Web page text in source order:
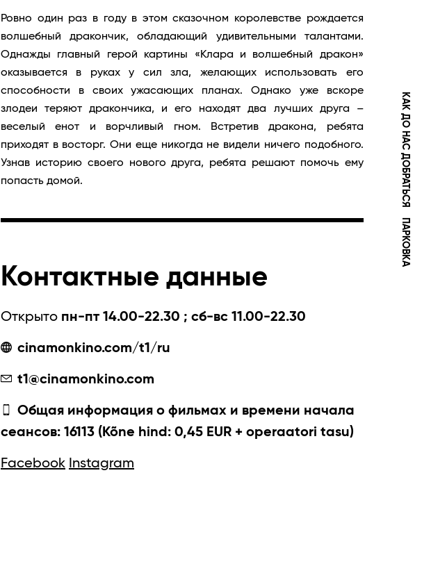
КАК ДО НАС ДОБРАТЬСЯ
ПАРКОВКА
Ровно один раз в году в этом сказочном королевстве рождается
волшебный дракончик, обладающий удивительными талантами.
Однажды главный герой картины «Клара и волшебный дракон»
оказывается в руках у сил зла, желающих использовать его
способности в своих ужасающих планах. Однако уже вскоре
злодеи теряют дракончика, и его находят два лучших друга –
веселый енот и ворчливый гном. Встретив дракона, ребята
приходят в восторг. Они еще никогда не видели ничего подобного.
Узнав историю своего нового друга, ребята решают помочь ему
попасть домой.
Контактные данные
Открыто пн-пт 14.00-22.30 ; сб-вс 11.00-22.30
cinamonkino.com/t1/ru
t1@cinamonkino.com
Общая информация о фильмах и времени начала
сеансов: 16113 (Kõne hind: 0,45 EUR + operaatori tasu)
Facebook Instagram